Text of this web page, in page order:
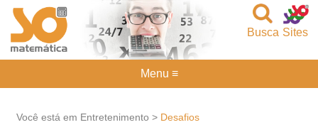
Sites
Busca
Você está em Entretenimento > Desafios